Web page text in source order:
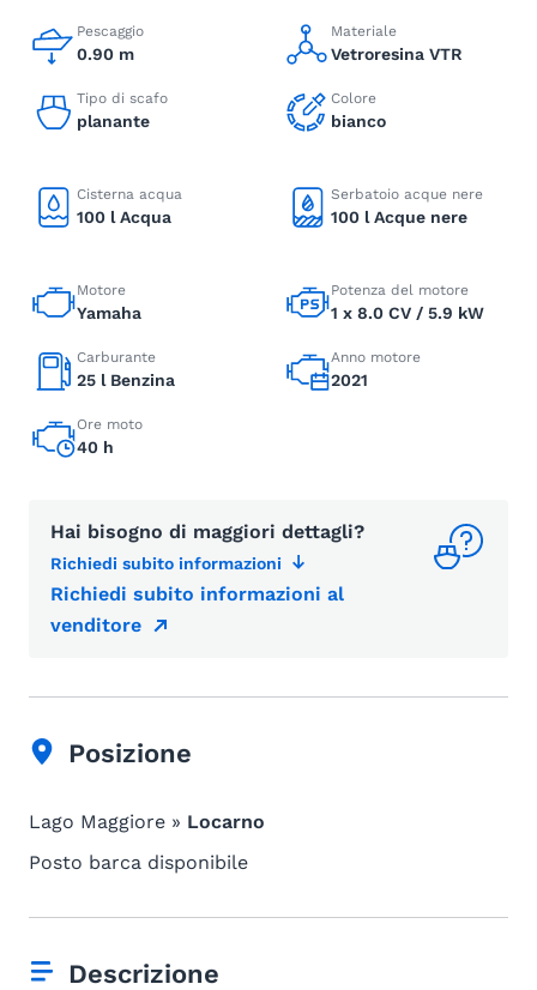
Pescaggio
0.90 m
Materiale
Vetroresina VTR
Tipo di scafo
planante
Colore
bianco
Cisterna acqua
100 l Acqua
Serbatoio acque nere
100 l Acque nere
Motore
Yamaha
Potenza del motore
1 x 8.0 CV / 5.9 kW
Carburante
25 l Benzina
Anno motore
2021
Ore moto
40 h
Hai bisogno di maggiori dettagli?
Richiedi subito informazioni
Richiedi subito informazioni al
venditore
Posizione
Lago Maggiore » Locarno
Posto barca disponibile
Descrizione